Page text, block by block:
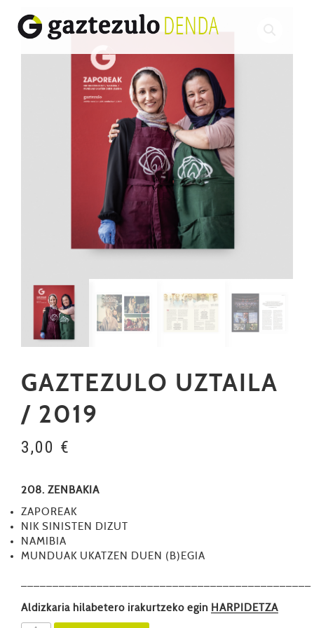
GAZTEZULO UZTAILA
/ 2019
3,00 €
208. ZENBAKIA
ZAPOREAK
NIK SINISTEN DIZUT
NAMIBIA
MUNDUAK UKATZEN DUEN (B)EGIA
––––––––––––––––––––––––––––––––––––––––––––––
Aldizkaria hilabetero irakurtzeko egin HARPIDETZA